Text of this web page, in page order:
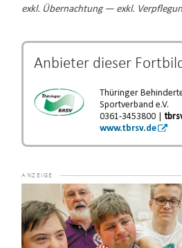
exkl. Übernachtung — exkl.
Anbieter dieser
Thüringer
Sportverband e.V.
0361-3453800 |
www.tbrsv.de
Player